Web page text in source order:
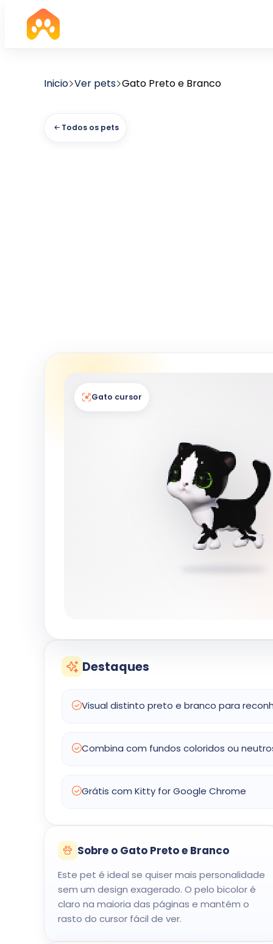
Inicio Ver pets Gato Preto e Branco
Todos os pets
Gato cursor
Destaques
Visual distinto preto e branco para
Combina com fundos coloridos ou
Grátis com Kitty for Google Chrome
Sobre o Gato Preto e Branco
Este pet é ideal se quiser mais personalidade
sem um design exagerado. O pelo bicolor é
claro na maioria das páginas e mantém o
rasto do cursor fácil de ver.